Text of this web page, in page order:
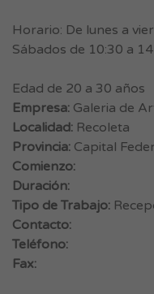
Horario: De lunes a
Sábados de 10:30 a
Edad de 20 a 30 años
Empresa: Galeria de
Localidad: Recoleta
Provincia: Capital
Comienzo:
Duración:
Tipo de Trabajo:
Contacto:
Teléfono:
Fax: